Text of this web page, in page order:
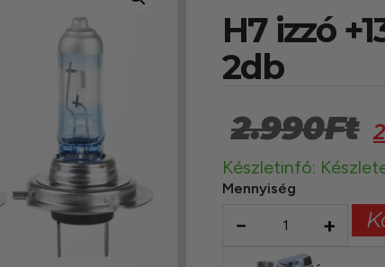
termékek
amelyekben mi is bízunk.
H7 izzó
2db
2.990Ft
Készletinfó:
Mennyiség
− +